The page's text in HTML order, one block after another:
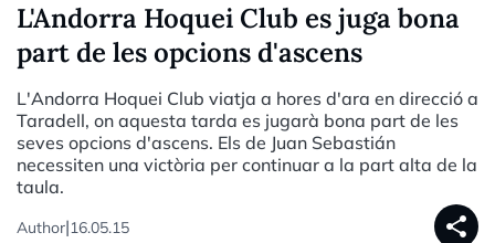
L'Andorra Hoquei Club es juga bona
part de les opcions d'ascens
L'Andorra Hoquei Club viatja a hores d'ara en direcció a
Taradell, on aquesta tarda es jugarà bona part de les
seves opcions d'ascens. Els de Juan Sebastián
necessiten una victòria per continuar a la part alta de la
taula.
Author|16.05.15 share